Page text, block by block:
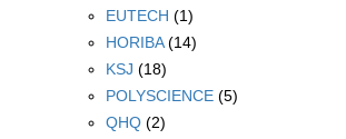
EUTECH (1)
HORIBA (14)
KSJ (18)
POLYSCIENCE (5)
QHQ (2)